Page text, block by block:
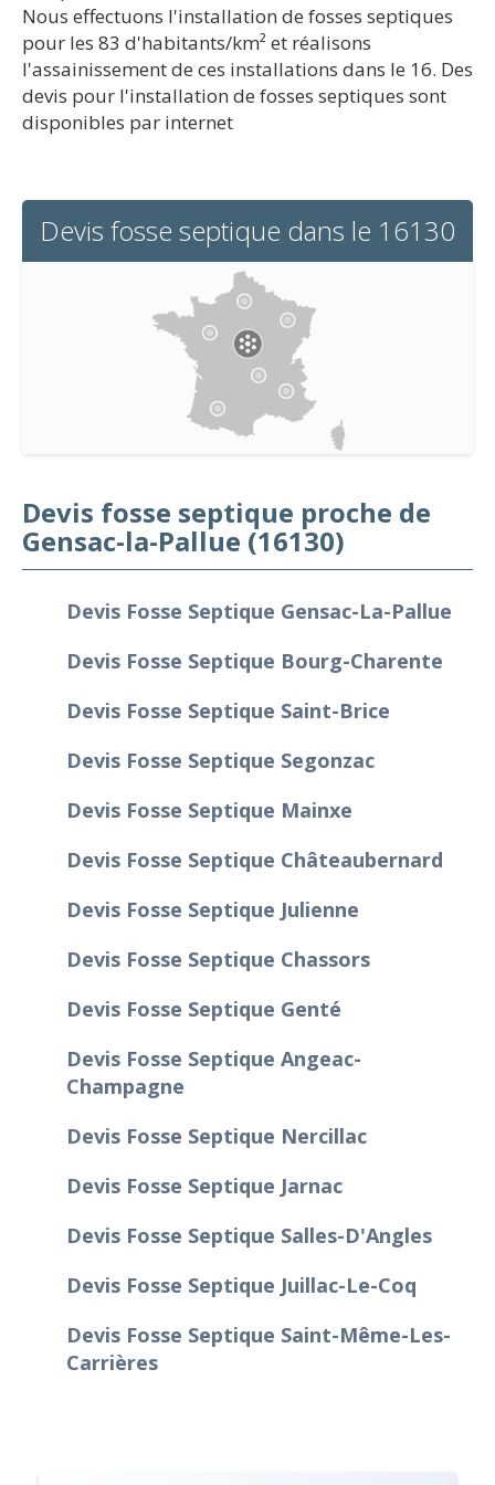
Nous effectuons l'installation de fosses septiques
pour les 83 d'habitants/km² et réalisons
l'assainissement de ces installations dans le 16. Des
devis pour l'installation de fosses septiques sont
disponibles par internet
Devis fosse septique dans le 16130
Devis fosse septique proche de
Gensac-la-Pallue (16130)
Devis Fosse Septique Gensac-La-Pallue
Devis Fosse Septique Bourg-Charente
Devis Fosse Septique Saint-Brice
Devis Fosse Septique Segonzac
Devis Fosse Septique Mainxe
Devis Fosse Septique Châteaubernard
Devis Fosse Septique Julienne
Devis Fosse Septique Chassors
Devis Fosse Septique Genté
Devis Fosse Septique Angeac-
Champagne
Devis Fosse Septique Nercillac
Devis Fosse Septique Jarnac
Devis Fosse Septique Salles-D'Angles
Devis Fosse Septique Juillac-Le-Coq
Devis Fosse Septique Saint-Même-Les-
Carrières